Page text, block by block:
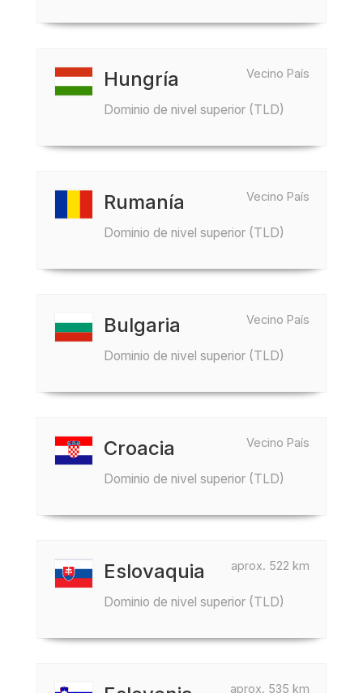
Vecino País
Hungría
Dominio de nivel superior (TLD)
Vecino País
Rumanía
Dominio de nivel superior (TLD)
Vecino País
Bulgaria
Dominio de nivel superior (TLD)
Vecino País
Croacia
Dominio de nivel superior (TLD)
aprox. 522 km
Eslovaquia
Dominio de nivel superior (TLD)
aprox. 535 km